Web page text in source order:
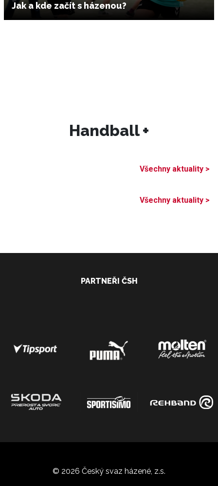
Jak a kde začít s házenou?
Handball +
Všechny aktuality >
Všechny aktuality >
PARTNEŘI ČSH
© 2026 Český svaz házené, z.s.